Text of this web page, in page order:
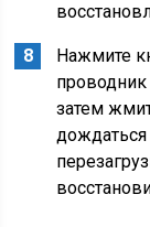
Нажмите
затем
дождаться